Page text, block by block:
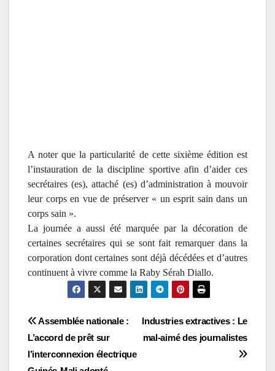
A noter que la particularité de cette sixième édition est
l’instauration de la discipline sportive afin d’aider ces
secrétaires (es), attaché (es) d’administration à mouvoir
leur corps en vue de préserver « un esprit sain dans un
corps sain ».
La journée a aussi été marquée par la décoration de
certaines secrétaires qui se sont fait remarquer dans la
corporation dont certaines sont déjà décédées et d’autres
continuent à vivre comme la Raby Sérah Diallo.
Navigation
de
Industries extractives : Le
mal-aimé des journalistes
Assemblée nationale :
L’accord de prêt sur
l’interconnexion électrique